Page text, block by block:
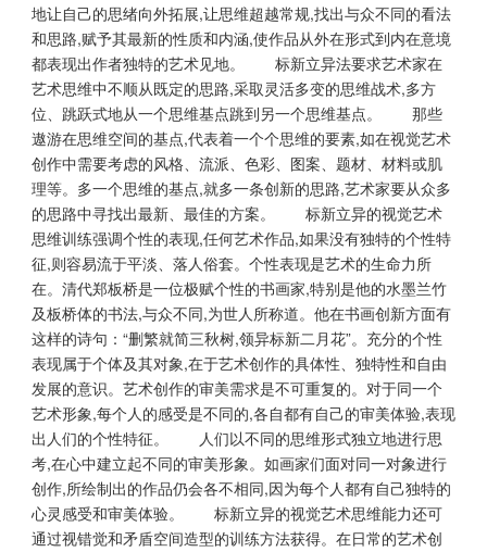
地让自己的思绪向外拓展,让思维超越常规,找出与众不同的看法
和思路,赋予其最新的性质和内涵,使作品从外在形式到内在意境
都表现出作者独特的艺术见地。 标新立异法要求艺术家在
艺术思维中不顺从既定的思路,采取灵活多变的思维战术,多方
位、跳跃式地从一个思维基点跳到另一个思维基点。 那些
遨游在思维空间的基点,代表着一个个思维的要素,如在视觉艺术
创作中需要考虑的风格、流派、色彩、图案、题材、材料或肌
理等。多一个思维的基点,就多一条创新的思路,艺术家要从众多
的思路中寻找出最新、最佳的方案。 标新立异的视觉艺术
思维训练强调个性的表现,任何艺术作品,如果没有独特的个性特
征,则容易流于平淡、落人俗套。个性表现是艺术的生命力所
在。清代郑板桥是一位极赋个性的书画家,特别是他的水墨兰竹
及板桥体的书法,与众不同,为世人所称道。他在书画创新方面有
这样的诗句：“删繁就简三秋树,领异标新二月花”。充分的个性
表现属于个体及其对象,在于艺术创作的具体性、独特性和自由
发展的意识。艺术创作的审美需求是不可重复的。对于同一个
艺术形象,每个人的感受是不同的,各自都有自己的审美体验,表现
出人们的个性特征。 人们以不同的思维形式独立地进行思
考,在心中建立起不同的审美形象。如画家们面对同一对象进行
创作,所绘制出的作品仍会各不相同,因为每个人都有自己独特的
心灵感受和审美体验。 标新立异的视觉艺术思维能力还可
通过视错觉和矛盾空间造型的训练方法获得。在日常的艺术创